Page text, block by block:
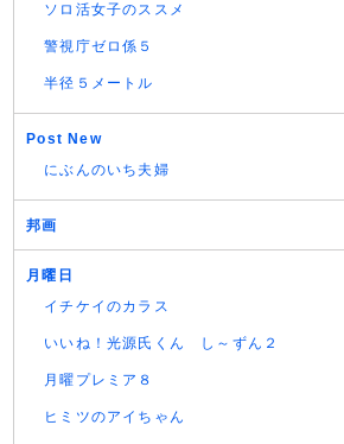
ソロ活女子のススメ
警視庁ゼロ係５
半径５メートル
Post New
にぶんのいち夫婦
邦画
月曜日
イチケイのカラス
いいね！光源氏くん し～ずん２
月曜プレミア８
ヒミツのアイちゃん